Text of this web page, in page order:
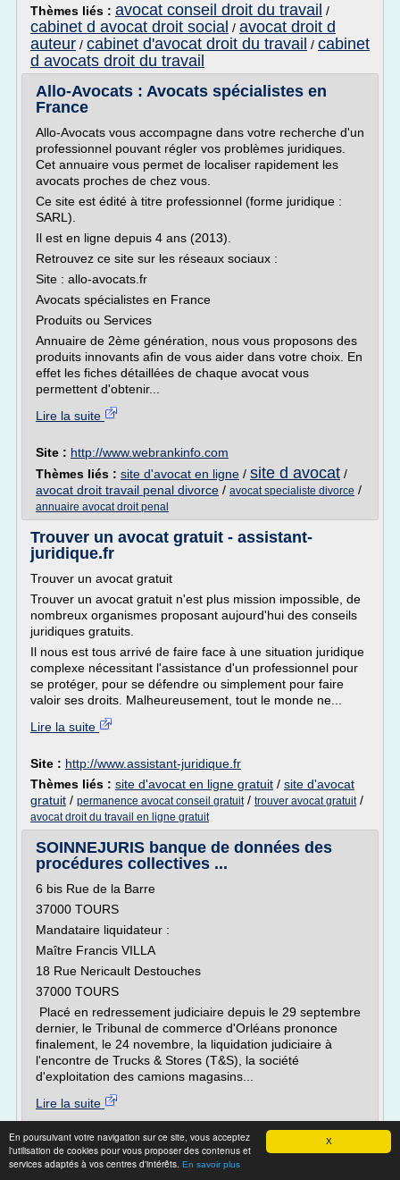
X
En poursuivant votre navigation sur ce site, vous acceptez
l'utilisation de cookies pour vous proposer des contenus et
services adaptés à vos centres d'intérêts. En savoir plus
Thèmes liés : avocat conseil droit du travail /
cabinet d avocat droit social / avocat droit d
auteur / cabinet d'avocat droit du travail / cabinet
d avocats droit du travail
Allo-Avocats : Avocats spécialistes en
France
Allo-Avocats vous accompagne dans votre recherche d'un
professionnel pouvant régler vos problèmes juridiques.
Cet annuaire vous permet de localiser rapidement les
avocats proches de chez vous.
Ce site est édité à titre professionnel (forme juridique :
SARL).
Il est en ligne depuis 4 ans (2013).
Retrouvez ce site sur les réseaux sociaux :
Site : allo-avocats.fr
Avocats spécialistes en France
Produits ou Services
Annuaire de 2ème génération, nous vous proposons des
produits innovants afin de vous aider dans votre choix. En
effet les fiches détaillées de chaque avocat vous
permettent d'obtenir...
Lire la suite
Site : http://www.webrankinfo.com
Thèmes liés : site d'avocat en ligne / site d avocat /
avocat droit travail penal divorce / avocat specialiste divorce /
annuaire avocat droit penal
Trouver un avocat gratuit - assistant-
juridique.fr
Trouver un avocat gratuit
Trouver un avocat gratuit n'est plus mission impossible, de
nombreux organismes proposant aujourd'hui des conseils
juridiques gratuits.
Il nous est tous arrivé de faire face à une situation juridique
complexe nécessitant l'assistance d'un professionnel pour
se protéger, pour se défendre ou simplement pour faire
valoir ses droits. Malheureusement, tout le monde ne...
Lire la suite
Site : http://www.assistant-juridique.fr
Thèmes liés : site d'avocat en ligne gratuit / site d'avocat
gratuit / permanence avocat conseil gratuit/ trouver avocat gratuit/
avocat droit du travail en ligne gratuit
SOINNEJURIS banque de données des
procédures collectives ...
6 bis Rue de la Barre
37000 TOURS
Mandataire liquidateur :
Maître Francis VILLA
18 Rue Nericault Destouches
37000 TOURS
Placé en redressement judiciaire depuis le 29 septembre
dernier, le Tribunal de commerce d'Orléans prononce
finalement, le 24 novembre, la liquidation judiciaire à
l'encontre de Trucks & Stores (T&S), la société
d'exploitation des camions magasins...
Lire la suite
Site :http://www.soinnejuris.com
Thèmes liés :conseiller en droit social applique a